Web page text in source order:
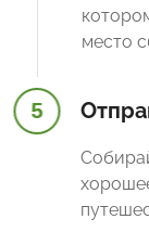
место
5